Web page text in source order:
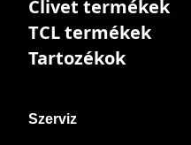
Clivet termékek
TCL termékek
Tartozékok
Szerviz